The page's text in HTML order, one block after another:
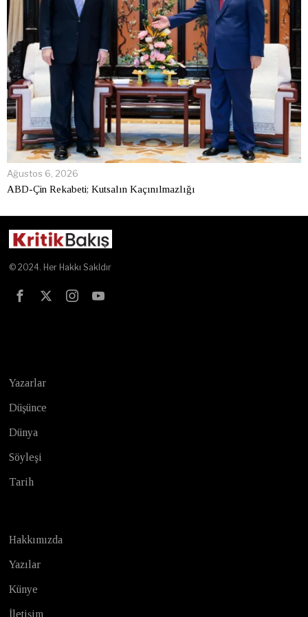
Ağustos 6, 2026
ABD-Çin Rekabeti; Kutsalın Kaçınılmazlığı
© 2024. Her Hakkı Sakldır
Yazarlar
Düşünce
Dünya
Söyleşi
Tarih
Hakkımızda
Yazılar
Künye
İletişim